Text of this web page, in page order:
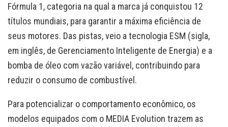
Fórmula 1, categoria na qual a marca já conquistou 12
títulos mundiais, para garantir a máxima eficiência de
seus motores. Das pistas, veio a tecnologia ESM (sigla,
em inglês, de Gerenciamento Inteligente de Energia) e a
bomba de óleo com vazão variável, contribuindo para
reduzir o consumo de combustível.
Para potencializar o comportamento econômico, os
modelos equipados com o MEDIA Evolution trazem as